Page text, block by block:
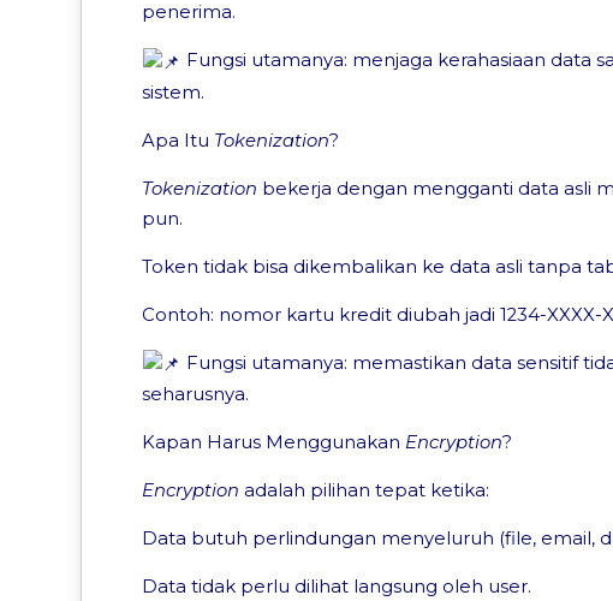
penerima.
Fungsi utamanya: menjaga kerahasiaan data
sistem.
Apa Itu Tokenization?
Tokenization bekerja dengan mengganti data asli
pun.
Token tidak bisa dikembalikan ke data asli tanpa
Contoh: nomor kartu kredit diubah jadi 1234-XXXX-
Fungsi utamanya: memastikan data sensitif
seharusnya.
Kapan Harus Menggunakan Encryption?
Encryption adalah pilihan tepat ketika:
Data butuh perlindungan menyeluruh (file, email,
Data tidak perlu dilihat langsung oleh user.